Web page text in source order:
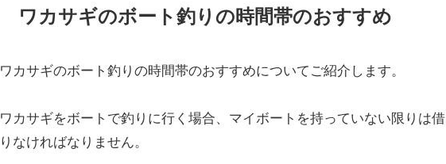
ワカサギのボート釣りの時間帯のおすすめ
ワカサギのボート釣りの時間帯のおすすめについてご紹介します。
ワカサギをボートで釣りに行く場合、マイボートを持っていない限りは借
りなければなりません。